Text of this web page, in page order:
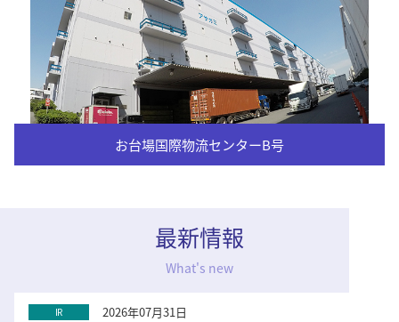
お台場国際物流センターB号
最新情報
What's new
IR 2026年07月31日